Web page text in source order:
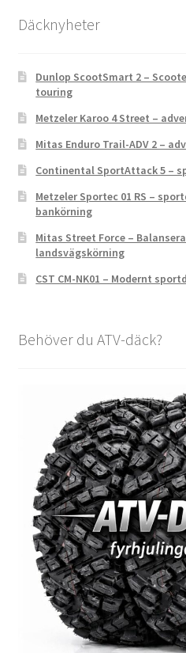
Däcknyheter
Dunlop ScootSmart 2 –
touring
Metzeler Karoo 4 Street –
Mitas Enduro Trail-ADV 2 –
Continental SportAttack 5 –
Metzeler Sportec 01 RS –
bankörning
Mitas Street Force –
landsvägskörning
CST CM-NK01 – Modernt
Behöver du ATV-däck?